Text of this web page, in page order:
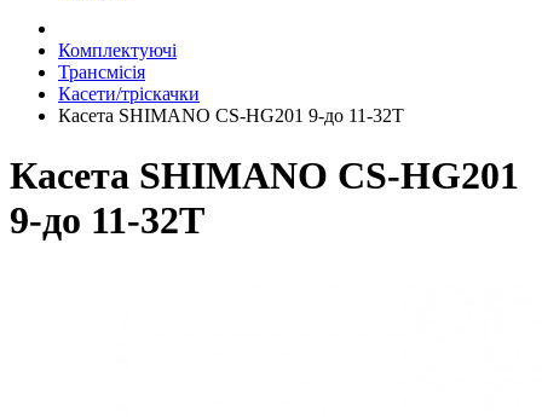
Комплектуючі
Трансмісія
Касети/тріскачки
Касета SHIMANO CS-HG201 9-до 11-32T
Касета SHIMANO CS-HG201
9-до 11-32T